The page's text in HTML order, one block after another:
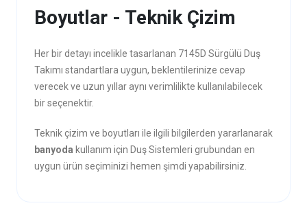
Boyutlar - Teknik Çizim
Her bir detayı incelikle tasarlanan 7145D Sürgülü Duş
Takımı standartlara uygun, beklentilerinize cevap
verecek ve uzun yıllar aynı verimlilikte kullanılabilecek
bir seçenektir.
Teknik çizim ve boyutları ile ilgili bilgilerden yararlanarak
banyoda kullanım için Duş Sistemleri grubundan en
uygun ürün seçiminizi hemen şimdi yapabilirsiniz.